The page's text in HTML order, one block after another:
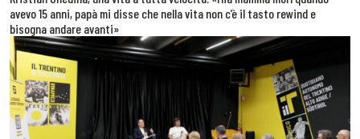
avevo 15 anni, papà mi disse che nella vita non c’è il tasto rewind e
bisogna andare avanti»